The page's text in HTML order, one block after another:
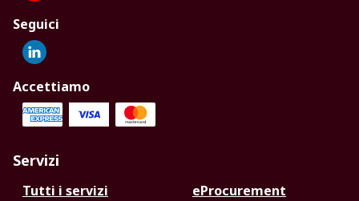
Seguici
Accettiamo
Servizi
Tutti i servizi
eProcurement